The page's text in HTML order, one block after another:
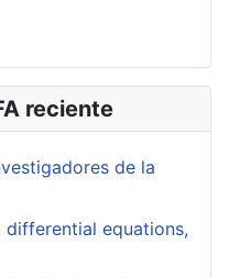
reciente
de la
differential equations,